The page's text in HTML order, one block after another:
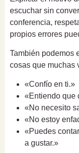
escuchar sin
conferencia,
propios errores
También podemos
cosas que muchas
«Confío en ti.»
«Entiendo que
«No necesito
«No estoy
«Puedes
a gustar.»